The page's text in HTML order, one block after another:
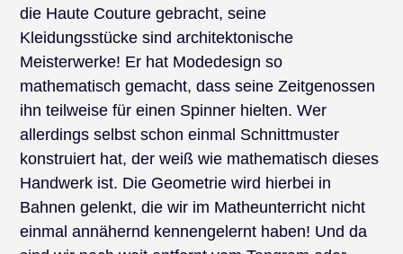
die Haute Couture gebracht, seine
Kleidungsstücke sind architektonische
Meisterwerke! Er hat Modedesign so
mathematisch gemacht, dass seine Zeitgenossen
ihn teilweise für einen Spinner hielten. Wer
allerdings selbst schon einmal Schnittmuster
konstruiert hat, der weiß wie mathematisch dieses
Handwerk ist. Die Geometrie wird hierbei in
Bahnen gelenkt, die wir im Matheunterricht nicht
einmal annähernd kennengelernt haben! Und da